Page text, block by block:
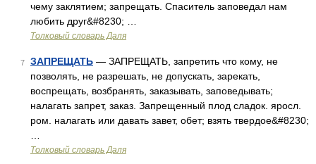
чему заклятием; запрещать. Спаситель заповедал нам
любить друг&#8230; …
Толковый словарь Даля
7 ЗАПРЕЩАТЬ — ЗАПРЕЩАТЬ, запретить что кому, не
позволять, не разрешать, не допускать, зарекать,
воспрещать, возбранять, заказывать, заповедывать;
налагать запрет, заказ. Запрещенный плод сладок. яросл.
ром. налагать или давать завет, обет; взять твердое&#8230;
Толковый словарь Даля